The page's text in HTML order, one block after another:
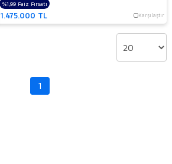
1.475.000 TL Karşılaştır
%1,99 Faiz Fırsatı
1